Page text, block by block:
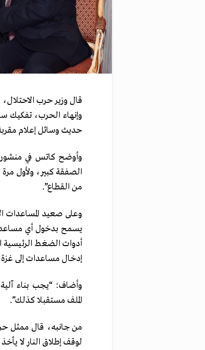
قال وزير حرب
وإنهاء الحرب، تفكيك
حديث وسائل إعلام
وأوضح كاتس في
الصفقة كبير، ولأول
من القطاع”.
وعلى صعيد المساعدات
يسمح بدخول أي
أدوات الضغط
إدخال مساعدات إلى
وأضاف: “يجب بناء
الملف مستقبلا كذلك”.
من جانبه، قال ممثل
لوقف إطلاق النار لا